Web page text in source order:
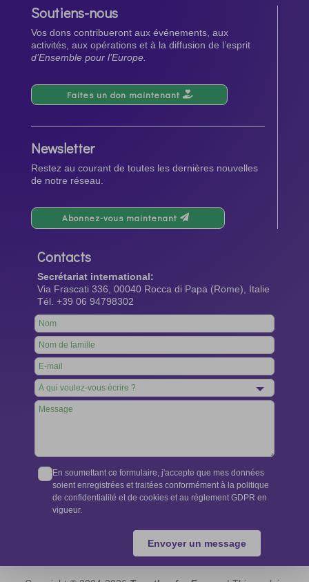
Soutiens-nous
Vos dons contribueront aux événements, aux
activités, aux opérations et à la diffusion de l’esprit
d’Ensemble pour l’Europe.
Faites un don maintenant
Newsletter
Restez au courant de toutes les dernières nouvelles
de notre réseau.
Abonnez-vous maintenant
Contacts
Secrétariat international:
Via Frascati 336, 00040 Rocca di Papa (Rome), Italie
Tél. +39 06 94798302
Leave
this
field
blank
En soumettant ce formulaire, j'accepte que mes données
soient enregistrées et traitées conformément à la politique
de confidentialité et de cookies et au règlement GDPR en
vigueur.
Envoyer un message